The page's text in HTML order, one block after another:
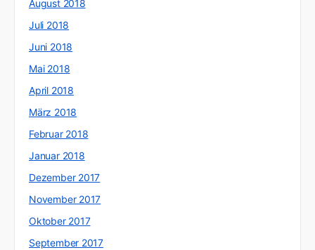
August 2018
Juli 2018
Juni 2018
Mai 2018
April 2018
März 2018
Februar 2018
Januar 2018
Dezember 2017
November 2017
Oktober 2017
September 2017